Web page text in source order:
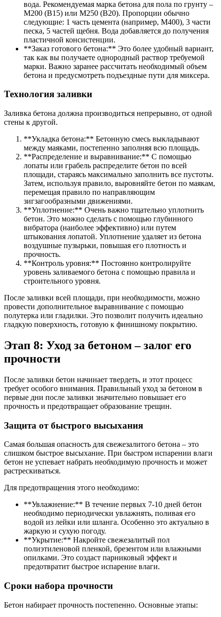
вода. Рекомендуемая марка бетона для пола по грунту –
М200 (В15) или М250 (В20). Пропорции обычно
следующие: 1 часть цемента (например, М400), 3 части
песка, 5 частей щебня. Вода добавляется до получения
пластичной консистенции.
**Заказ готового бетона:** Это более удобный вариант,
так как вы получаете однородный раствор требуемой
марки. Важно заранее рассчитать необходимый объем
бетона и предусмотреть подъездные пути для миксера.
Технология заливки
Заливка бетона должна производиться непрерывно, от одной
стены к другой.
**Укладка бетона:** Бетонную смесь выкладывают
между маяками, постепенно заполняя всю площадь.
**Распределение и выравнивание:** С помощью
лопаты или грабель распределите бетон по всей
площади, стараясь максимально заполнить все пустоты.
Затем, используя правило, выровняйте бетон по маякам,
перемещая правило по направляющим
зигзагообразными движениями.
**Уплотнение:** Очень важно тщательно уплотнить
бетон. Это можно сделать с помощью глубинного
вибратора (наиболее эффективно) или путем
штыкования лопатой. Уплотнение удаляет из бетона
воздушные пузырьки, повышая его плотность и
прочность.
**Контроль уровня:** Постоянно контролируйте
уровень заливаемого бетона с помощью правила и
строительного уровня.
После заливки всей площади, при необходимости, можно
провести дополнительное выравнивание с помощью
полутерка или гладилки. Это позволит получить идеально
гладкую поверхность, готовую к финишному покрытию.
Этап 8: Уход за бетоном – залог его
прочности
После заливки бетон начинает твердеть, и этот процесс
требует особого внимания. Правильный уход за бетоном в
первые дни после заливки значительно повышает его
прочность и предотвращает образование трещин.
Защита от быстрого высыхания
Самая большая опасность для свежезалитого бетона – это
слишком быстрое высыхание. При быстром испарении влаги
бетон не успевает набрать необходимую прочность и может
растрескиваться.
Для предотвращения этого необходимо:
**Увлажнение:** В течение первых 7-10 дней бетон
необходимо периодически увлажнять, поливая его
водой из лейки или шланга. Особенно это актуально в
жаркую и сухую погоду.
**Укрытие:** Накройте свежезалитый пол
полиэтиленовой пленкой, брезентом или влажными
опилками. Это создаст парниковый эффект и
предотвратит быстрое испарение влаги.
Сроки набора прочности
Бетон набирает прочность постепенно. Основные этапы: